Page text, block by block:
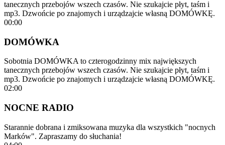
tanecznych przebojów wszech czasów. Nie szukajcie płyt, taśm i
mp3. Dzwońcie po znajomych i urządzajcie własną DOMÓWKĘ.
00:00
DOMÓWKA
Sobotnia DOMÓWKA to czterogodzinny mix największych
tanecznych przebojów wszech czasów. Nie szukajcie płyt, taśm i
mp3. Dzwońcie po znajomych i urządzajcie własną DOMÓWKĘ.
02:00
NOCNE RADIO
Starannie dobrana i zmiksowana muzyka dla wszystkich "nocnych
Marków". Zapraszamy do słuchania!